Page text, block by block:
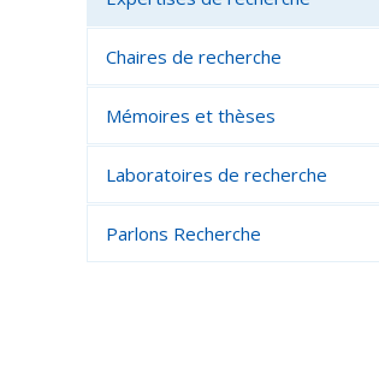
Chaires de recherche
Mémoires et thèses
Laboratoires de recherche
Parlons Recherche